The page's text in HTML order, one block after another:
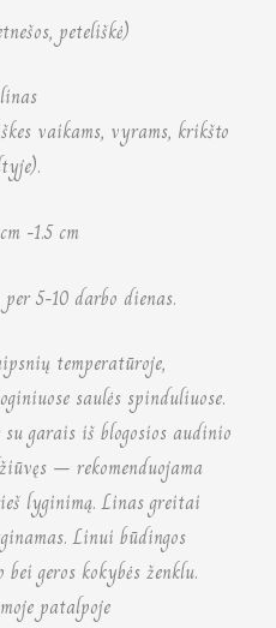
peteliškė)
vaikams, vyrams, krikšto
-1.5 cm
5-10 darbo dienas.
temperatūroje,
saulės spinduliuose.
garais iš blogosios audinio
– rekomenduojama
lyginimą. Linas greitai
Linui būdingos
geros kokybės ženklu.
patalpoje